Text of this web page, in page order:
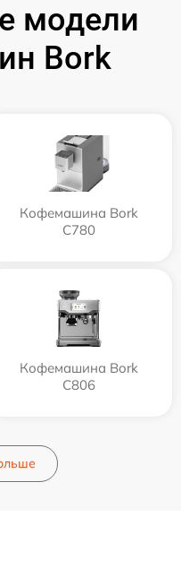
модели
Bork
Кофемашина Bork
C780
Кофемашина Bork
C806